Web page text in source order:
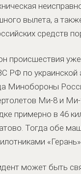
вылета, а
средств
происшествия
РФ по украинской
Минобороны
Ми-8 и
примерно в 46
Тогда обе
«Герань».
может быть